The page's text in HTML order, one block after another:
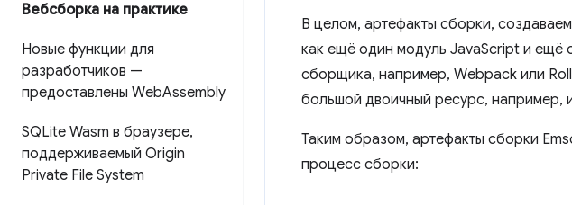
Вебсборка на практике
Новые функции для
разработчиков —
предоставлены WebAssembly
SQLite Wasm в браузере,
поддерживаемый Origin
Private File System
В целом, артефакты сборки,
как ещё один модуль JavaScript и
сборщика, например, Webpack или
большой двоичный ресурс, например,
Таким образом, артефакты сборки
процесс сборки: